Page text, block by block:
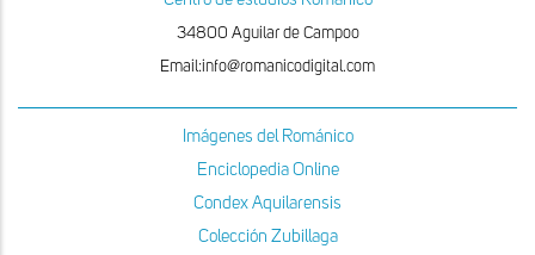
34800 Aguilar de Campoo
Email:info@romanicodigital.com
Imágenes del Románico
Enciclopedia Online
Condex Aquilarensis
Colección Zubillaga